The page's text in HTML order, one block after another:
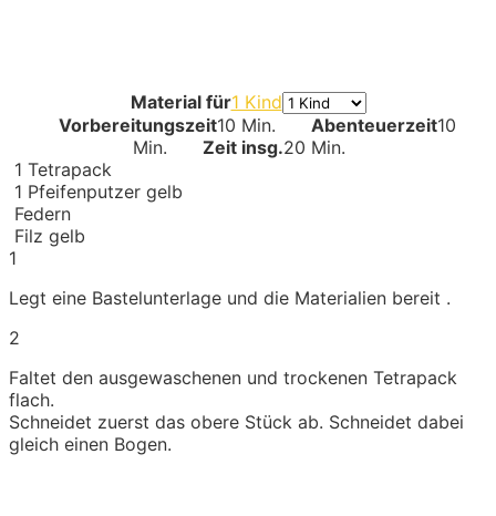
Material für1 Kind
Vorbereitungszeit10 Min. Abenteuerzeit10
Min.
Zeit insg.20 Min.
1 Tetrapack
1 Pfeifenputzer gelb
Federn
Filz gelb
1
Legt eine Bastelunterlage und die Materialien bereit .
2
Faltet den ausgewaschenen und trockenen Tetrapack
flach.
Schneidet zuerst das obere Stück ab. Schneidet dabei
gleich einen Bogen.